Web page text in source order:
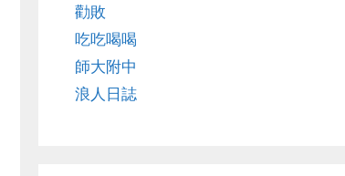
勸敗
吃吃喝喝
師大附中
浪人日誌